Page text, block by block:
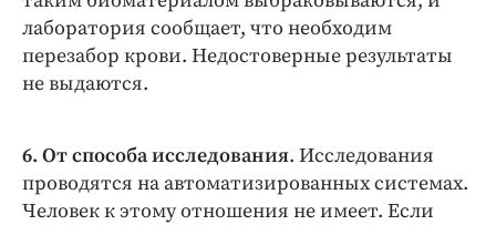
лаборатория сообщает, что необходим
перезабор крови. Недостоверные результаты
не выдаются.
6. От способа исследования. Исследования
проводятся на автоматизированных системах.
Человек к этому отношения не имеет. Если